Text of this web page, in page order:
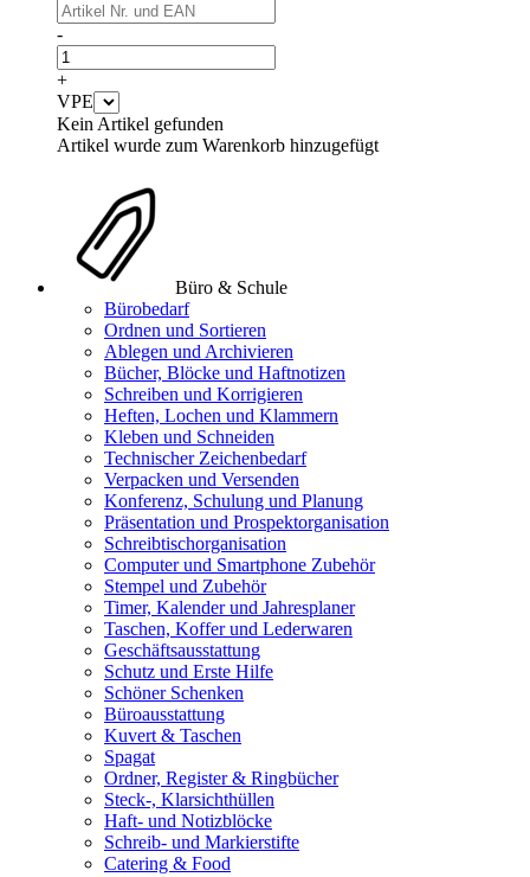
-
+
VPE
Kein Artikel gefunden
Artikel wurde zum Warenkorb hinzugefügt
Büro & Schule
Bürobedarf
Ordnen und Sortieren
Ablegen und Archivieren
Bücher, Blöcke und Haftnotizen
Schreiben und Korrigieren
Heften, Lochen und Klammern
Kleben und Schneiden
Technischer Zeichenbedarf
Verpacken und Versenden
Konferenz, Schulung und Planung
Präsentation und Prospektorganisation
Schreibtischorganisation
Computer und Smartphone Zubehör
Stempel und Zubehör
Timer, Kalender und Jahresplaner
Taschen, Koffer und Lederwaren
Geschäftsausstattung
Schutz und Erste Hilfe
Schöner Schenken
Büroausstattung
Kuvert & Taschen
Spagat
Ordner, Register & Ringbücher
Steck-, Klarsichthüllen
Haft- und Notizblöcke
Schreib- und Markierstifte
Catering & Food